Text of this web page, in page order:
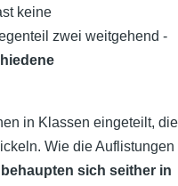
keine
zwei weitgehend -
in Klassen eingeteilt, die
Wie die Auflistungen
behaupten sich seither in